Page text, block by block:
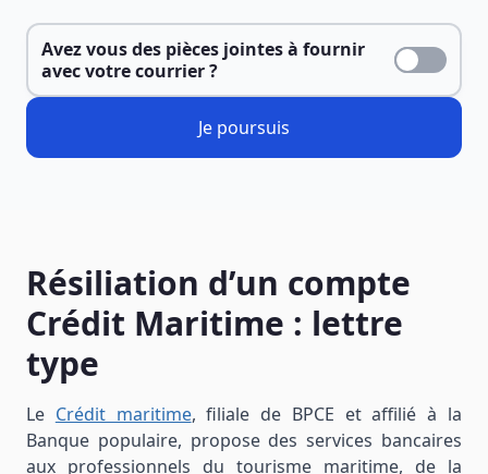
Avez vous des pièces jointes à fournir
avec votre courrier ?
Je poursuis
Résiliation d’un compte
Crédit Maritime : lettre
type
Le Crédit maritime, filiale de BPCE et affilié à la
Banque populaire, propose des services bancaires
aux professionnels du tourisme maritime, de la